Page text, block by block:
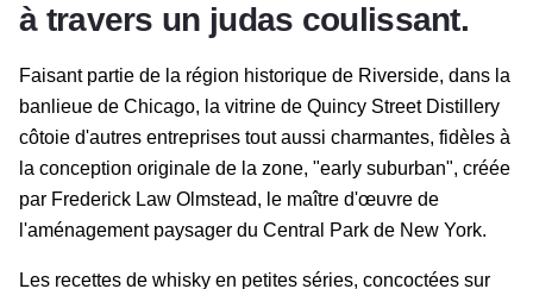
à travers un judas coulissant.
Faisant partie de la région historique de Riverside, dans la
banlieue de Chicago, la vitrine de Quincy Street Distillery
côtoie d'autres entreprises tout aussi charmantes, fidèles à
la conception originale de la zone, "early suburban", créée
par Frederick Law Olmstead, le maître d'œuvre de
l'aménagement paysager du Central Park de New York.
Les recettes de whisky en petites séries, concoctées sur